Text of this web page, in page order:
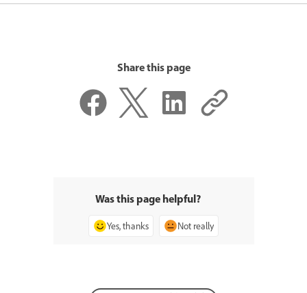
Share this page
Was this page helpful?
Yes, thanks Not really